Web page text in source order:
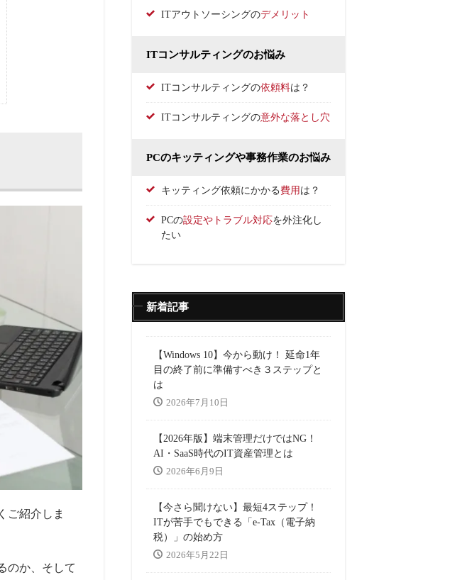
ご紹介しま
のか、そして
ITアウトソーシングのデメリット
ITコンサルティングのお悩み
ITコンサルティングの依頼料は？
ITコンサルティングの意外な落とし穴
PCのキッティングや事務作業のお悩み
キッティング依頼にかかる 費用 は？
PCの設定やトラブル対応を外注化し
たい
新着記事
【Windows 10】今から動け！ 延命1年
目の終了前に準備すべき３ステップと
は
2026年7月10日
【2026年版】端末管理だけではNG！
AI・SaaS時代のIT資産管理とは
2026年6月9日
【今さら聞けない】最短4ステップ！
ITが苦手でもできる「e-Tax（電子納
税）」の始め方
2026年5月22日